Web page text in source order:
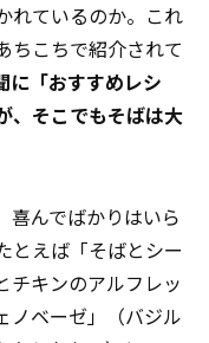
れているのか。これ
ちこちで紹介されて
に「おすすめレシ
、そこでもそばは大
喜んでばかりはいら
とえば「そばとシー
チキンのアルフレッ
ノベーゼ」（バジル